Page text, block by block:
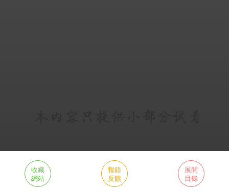
收藏
網站
報錯
反饋
展開
目錄